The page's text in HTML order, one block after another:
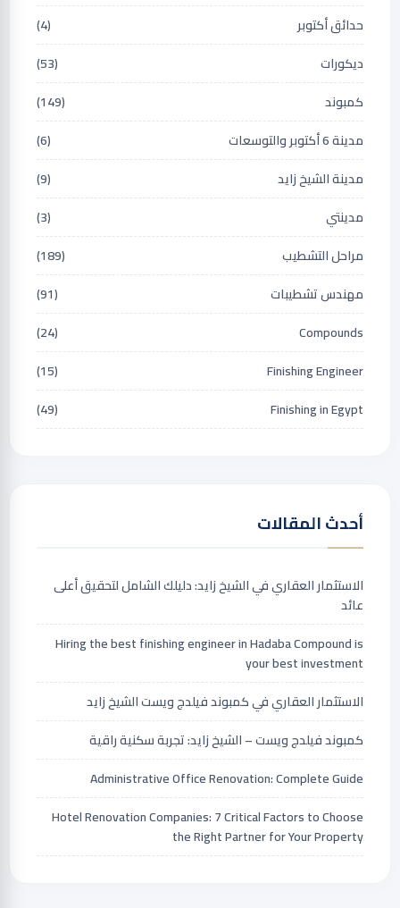
حدائق أكتوبر
(4)
ديكورات
(53)
كمبوند
(149)
مدينة 6 أكتوبر والتوسعات
(6)
مدينة الشيخ زايد
(9)
مدينتي
(3)
مراحل التشطيب
(189)
مهندس تشطيبات
(91)
Compounds
(24)
Finishing Engineer
(15)
Finishing in Egypt
(49)
أحدث المقالات
الاستثمار العقاري في الشيخ زايد: دليلك الشامل لتحقيق أعلى
عائد
Hiring the best finishing engineer in Hadaba Compound is
your best investment
الاستثمار العقاري في كمبوند فيلدج ويست الشيخ زايد
كمبوند فيلدج ويست – الشيخ زايد: تجربة سكنية راقية
Administrative Office Renovation: Complete Guide
Hotel Renovation Companies: 7 Critical Factors to Choose
the Right Partner for Your Property